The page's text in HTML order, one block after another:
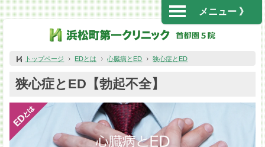
メニュー 》
トップページ EDとは 心臓病とED 狭心症とED
狭心症とED【勃起不全】